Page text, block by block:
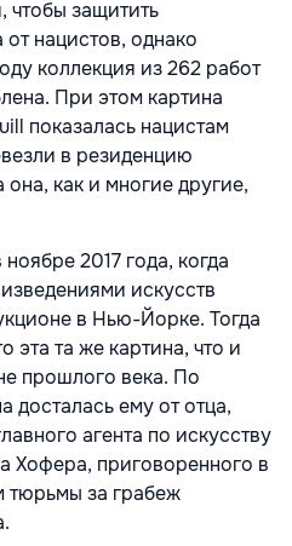
чтобы защитить
нацистов, однако
коллекция из 262 работ
При этом картина
показалась нацистам
в резиденцию
как и многие другие,
2017 года, когда
искусств
в Нью-Йорке. Тогда
эта та же картина, что и
прошлого века. По
досталась ему от отца,
агента по искусству
Хофера, приговоренного в
тюрьмы за грабеж